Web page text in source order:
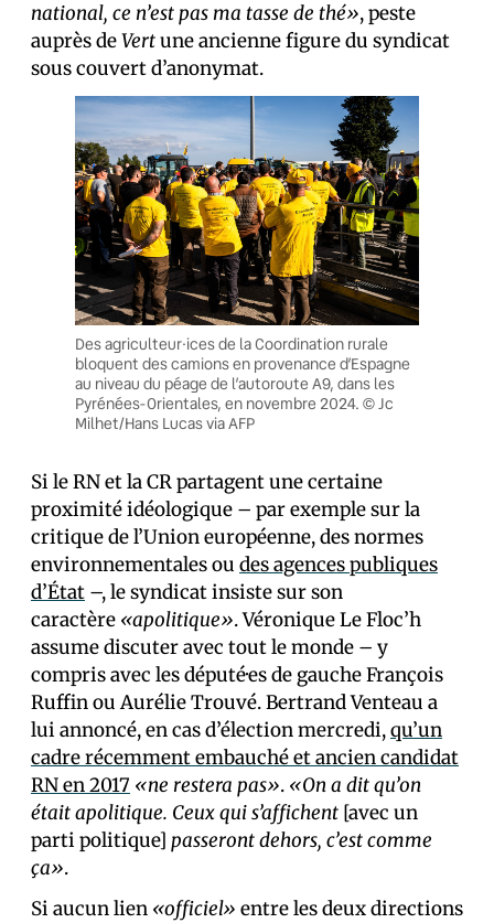
national, ce n’est pas ma tasse de thé», peste
auprès deVertune ancienne figure du syndicat
sous couvert d’anonymat.
Des agriculteur·ices de la Coordination rurale
bloquent des camions en provenance d’Espagne
au niveau du péage de l’autoroute A9, dans les
Pyrénées-Orientales, en novembre 2024. © Jc
Milhet/Hans Lucas via AFP
Si le RN et la CR partagent une certaine
proximité idéologique – par exemple sur la
critique de l’Union européenne, des normes
environnementales ou des agences publiques
d’État –, le syndicat insiste sur son
caractère «apolitique». Véronique Le Floc’h
assume discuter avec tout le monde – y
compris avec les député·es de gauche François
Ruffin ou Aurélie Trouvé. Bertrand Venteau a
lui annoncé, en cas d’élection mercredi,qu’un
cadre récemment embauché et ancien candidat
RN en 2017 «ne restera pas». «On a dit qu’on
était apolitique. Ceux qui s’affichent [avec un
parti politique] passeront dehors, c’est comme
ça».
Si aucun lien «officiel» entre les deux directions